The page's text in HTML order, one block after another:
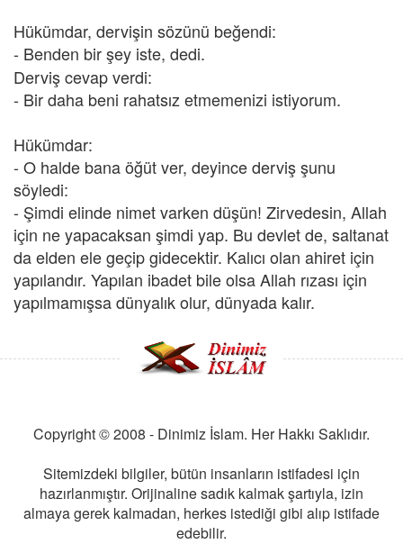
Hükümdar, dervişin sözünü beğendi:
- Benden bir şey iste, dedi.
Derviş cevap verdi:
- Bir daha beni rahatsız etmemenizi istiyorum.
Hükümdar:
- O halde bana öğüt ver, deyince derviş şunu
söyledi:
- Şimdi elinde nimet varken düşün! Zirvedesin, Allah
için ne yapacaksan şimdi yap. Bu devlet de, saltanat
da elden ele geçip gidecektir. Kalıcı olan ahiret için
yapılandır. Yapılan ibadet bile olsa Allah rızası için
yapılmamışsa dünyalık olur, dünyada kalır.
Copyright © 2008 - Dinimiz İslam. Her Hakkı Saklıdır.
Sitemizdeki bilgiler, bütün insanların istifadesi için
hazırlanmıştır. Orijinaline sadık kalmak şartıyla, izin
almaya gerek kalmadan, herkes istediği gibi alıp istifade
edebilir.